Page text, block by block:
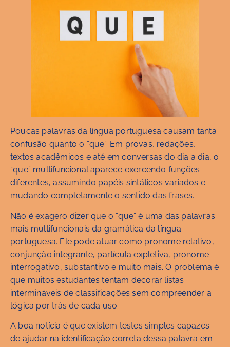
Poucas palavras da língua portuguesa causam tanta
confusão quanto o “que”. Em provas, redações,
textos acadêmicos e até em conversas do dia a dia, o
“que” multifuncional aparece exercendo funções
diferentes, assumindo papéis sintáticos variados e
mudando completamente o sentido das frases.
Não é exagero dizer que o “que” é uma das palavras
mais multifuncionais da gramática da língua
portuguesa. Ele pode atuar como pronome relativo,
conjunção integrante, partícula expletiva, pronome
interrogativo, substantivo e muito mais. O problema é
que muitos estudantes tentam decorar listas
intermináveis de classificações sem compreender a
lógica por trás de cada uso.
A boa notícia é que existem testes simples capazes
de ajudar na identificação correta dessa palavra em